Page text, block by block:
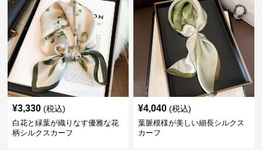
¥3,330 (税込)
白花と緑葉が織りなす優雅な花
柄シルクスカーフ
¥4,040 (税込)
葉脈模様が美しい細長シルクス
カーフ